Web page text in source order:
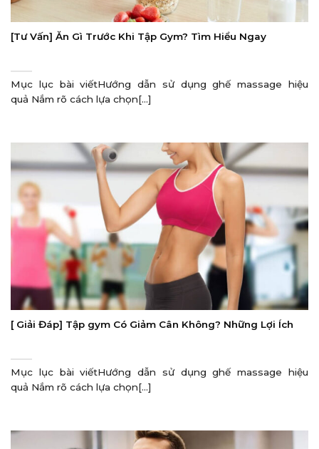
[Tư Vấn] Ăn Gì Trước Khi Tập Gym? Tìm Hiểu Ngay
Mục lục bài viếtHướng dẫn sử dụng ghế massage hiệu
quả Nắm rõ cách lựa chọn[...]
[ Giải Đáp] Tập gym Có Giảm Cân Không? Những Lợi Ích
Mục lục bài viếtHướng dẫn sử dụng ghế massage hiệu
quả Nắm rõ cách lựa chọn[...]